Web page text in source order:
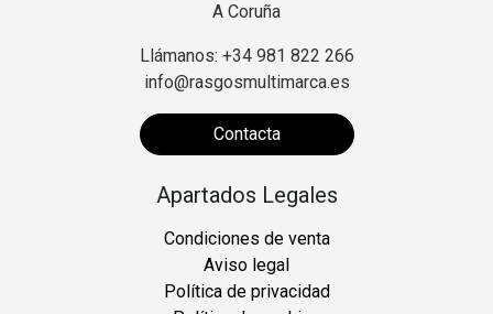
A Coruña
Llámanos: +34 981 822 266
info@rasgosmultimarca.es
Contacta
Apartados Legales
Condiciones de venta
Aviso legal
Política de privacidad